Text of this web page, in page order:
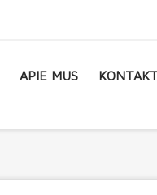
APIE MUS